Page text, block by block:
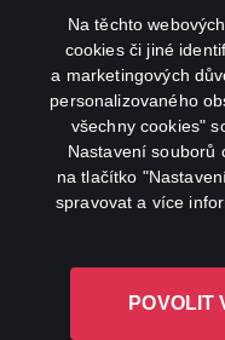
Na těchto
cookies či jiné
a marketingových
personalizovaného
všechny cookies"
Nastavení souborů
na tlačítko
spravovat a více
POVOLIT
facebook
L-1246 Luxembourg R.C.S.